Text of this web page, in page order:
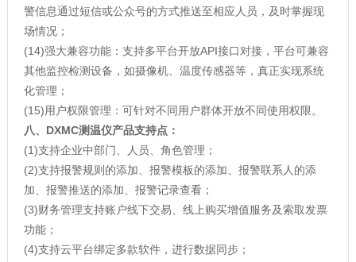
警信息通过短信或公众号的方式推送至相应人员，及时掌握现
场情况；
(14)强大兼容功能：支持多平台开放API接口对接，平台可兼容
其他监控检测设备，如摄像机、温度传感器等，真正实现系统
化管理；
(15)用户权限管理：可针对不同用户群体开放不同使用权限。
八、 DXMC测温仪产品支持点：
(1)支持企业中部门、人员、角色管理；
(2)支持报警规则的添加、报警模板的添加、报警联系人的添
加、报警推送的添加、报警记录查看；
(3)财务管理支持账户线下交易、线上购买增值服务及索取发票
功能；
(4)支持云平台绑定多款软件，进行数据同步；